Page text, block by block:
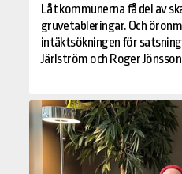
Låt kommunerna få del av
gruvetableringar. Och
intäktsökningen för
Järlström och Roger